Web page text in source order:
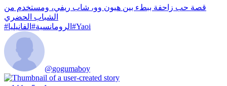
قصة حب زاحفة ببطء بين هيون وو، شاب ريفي، ومستخدم من
الشباب الحضري
#
الرومانسية# الفانيليا #Yaoi
@gogumaboy